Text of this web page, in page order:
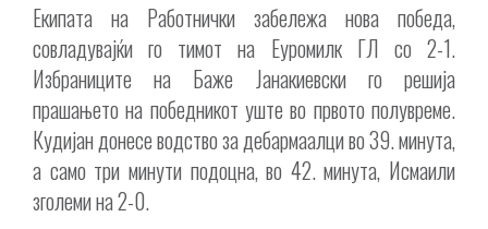
Екипата на Работнички забележа нова победа,
совладувајќи го тимот на Еуромилк ГЛ со 2-1.
Избраниците на Баже Јанакиевски го решија
прашањето на победникот уште во првото полувреме.
Кудијан донесе водство за дебармаалци во 39. минута,
а само три минути подоцна, во 42. минута, Исмаили
зголеми на 2-0.